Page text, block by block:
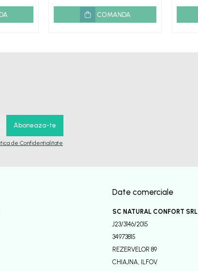
COMANDA
de Confidentialitate
Date comerciale
SC NATURAL CONFORT SRL
J23/3146/2015
34973815
REZERVELOR 89
CHIAJNA, ILFOV